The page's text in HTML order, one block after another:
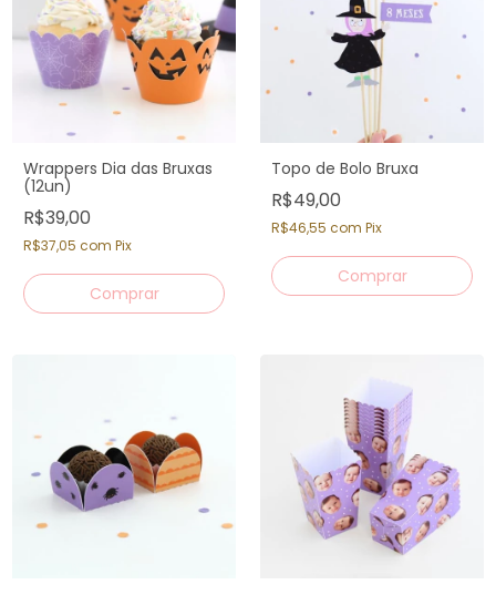
Wrappers Dia das Bruxas
(12un)
R$39,00
R$37,05 com Pix
Topo de Bolo Bruxa
R$49,00
R$46,55 com Pix